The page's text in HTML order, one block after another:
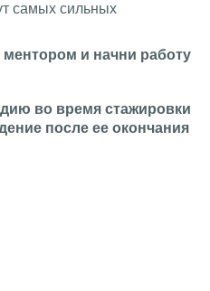
самых сильных
ментором и начни работу
во время стажировки
после ее окончания